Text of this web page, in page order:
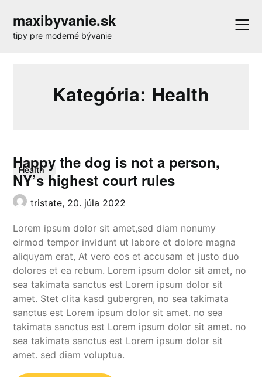
content
maxibyvanie.sk
tipy pre moderné bývanie
Kategória: Health
Health
Happy the dog is not a person,
NY’s highest court rules
tristate, 20. júla 2022
Lorem ipsum dolor sit amet,sed diam nonumy
eirmod tempor invidunt ut labore et dolore magna
aliquyam erat, At vero eos et accusam et justo duo
dolores et ea rebum. Lorem ipsum dolor sit amet, no
sea takimata sanctus est Lorem ipsum dolor sit
amet. Stet clita kasd gubergren, no sea takimata
sanctus est Lorem ipsum dolor sit amet. no sea
takimata sanctus est Lorem ipsum dolor sit amet. no
sea takimata sanctus est Lorem ipsum dolor sit
amet. sed diam voluptua.